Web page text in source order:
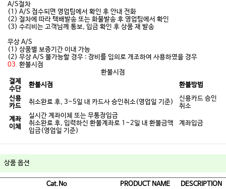
A/S절차
(1) A/S 접수되면 영업팀에서 확인 후 안내 전화
(2) 절차에 따라 택배발송 또는 화물발송 후 영업팀에서 확인
(3) 수리비는 고객님께 통보, 입금 확인 후 상품 재 발송
무상 A/S
(1) 상품별 보증기간 이내 가능
(2) 무상 A/S 불가능할 경우 : 장비를 임의로 개조하여 사용하였을 경우
03. 환불시점
환불시점
결제
수단
환불시점
환불방법
신용
카드
취소완료 후, 3~5일 내 카드사 승인취소(영업일 기준)
신용카드 승인
취소
계좌
이체
실시간 계좌이체 또는 무통장입금
취소완료 후, 입력하신 환불계좌로 1~2일 내 환불금액
입금(영업일 기준)
계좌입금
상품 옵션
Cat.No PRODUCT NAME DESCRIPTION